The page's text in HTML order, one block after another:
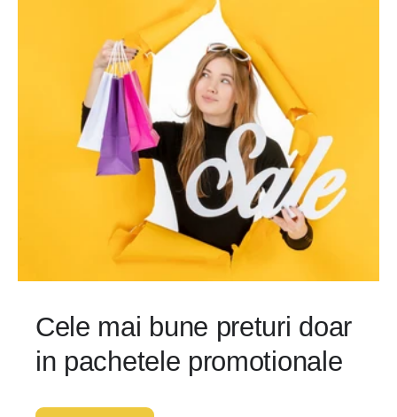
Cele mai bune preturi doar
in pachetele promotionale